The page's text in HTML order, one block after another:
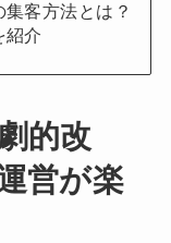
客方法とは？
紹介
的改
営が楽